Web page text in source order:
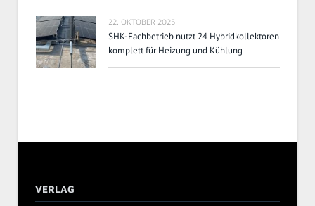
22. OKTOBER 2025
SHK-Fachbetrieb nutzt 24 Hybridkollektoren
komplett für Heizung und Kühlung
VERLAG